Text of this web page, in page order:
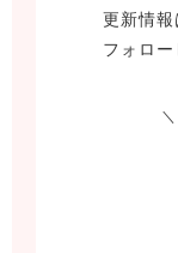
更新情
フォロー